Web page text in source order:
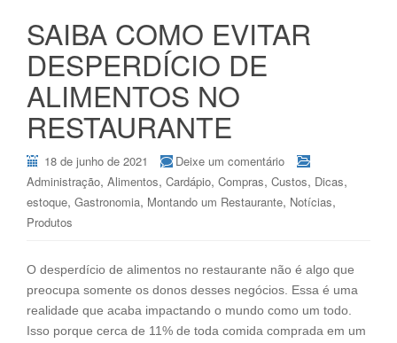
SAIBA COMO EVITAR
DESPERDÍCIO DE
ALIMENTOS NO
RESTAURANTE
18 de junho de 2021
Deixe um comentário
Administração, Alimentos, Cardápio, Compras, Custos, Dicas,
estoque, Gastronomia, Montando um Restaurante, Notícias,
Produtos
O desperdício de alimentos no restaurante não é algo que
preocupa somente os donos desses negócios. Essa é uma
realidade que acaba impactando o mundo como um todo.
Isso porque cerca de 11% de toda comida comprada em um